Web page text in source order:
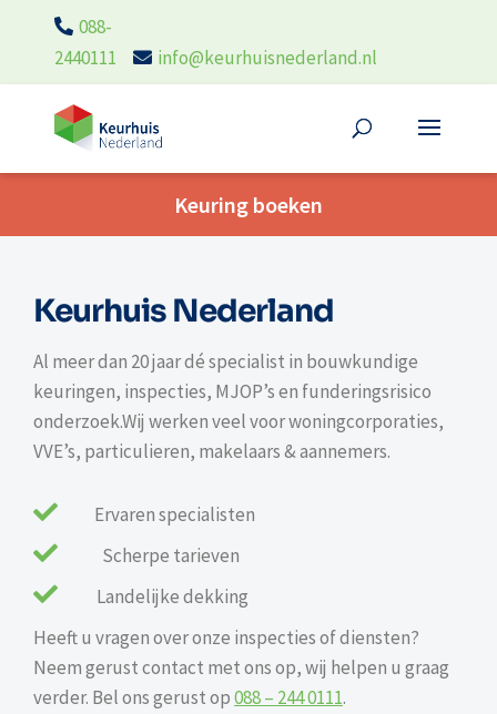
088-
2440111
info@keurhuisnederland.nl
Keuring boeken
Keurhuis Nederland
Al meer dan 20 jaar dé specialist in bouwkundige
keuringen, inspecties, MJOP’s en funderingsrisico
onderzoek.Wij werken veel voor woningcorporaties,
VVE’s, particulieren, makelaars & aannemers.

Ervaren specialisten

Scherpe tarieven

Landelijke dekking
Heeft u vragen over onze inspecties of diensten?
Neem gerust contact met ons op, wij helpen u graag
verder. Bel ons gerust op088 – 244 0111.